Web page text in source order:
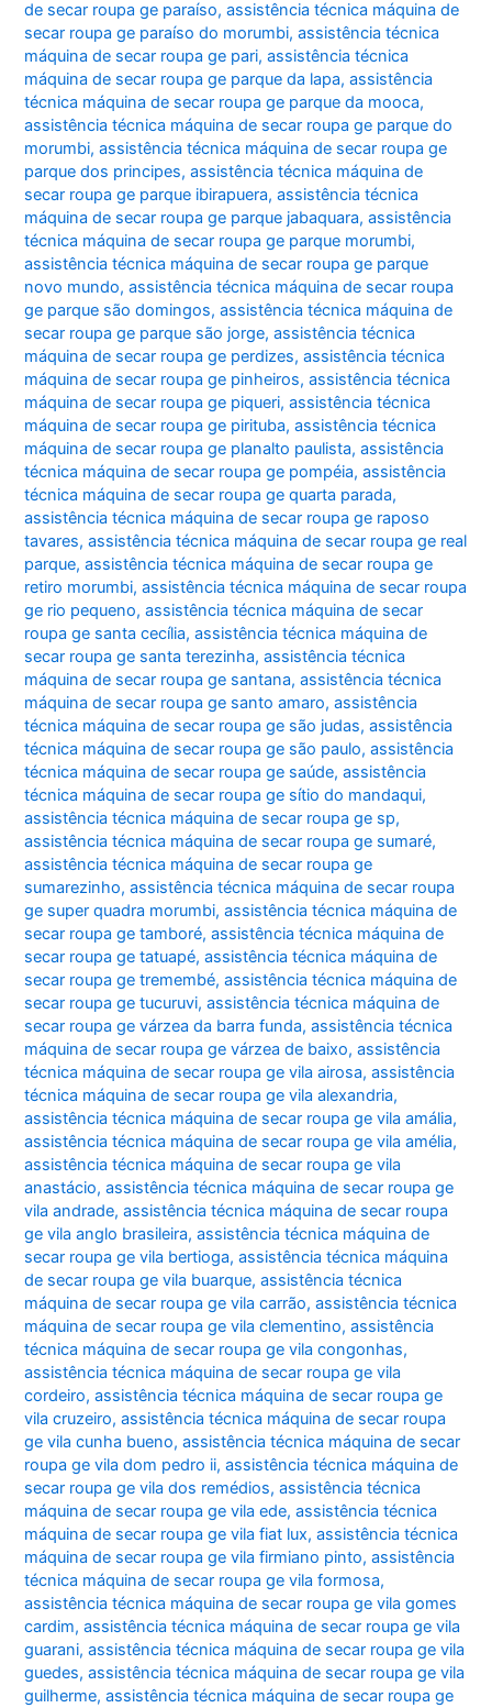
de secar roupa ge paraíso,assistência técnica máquina de
secar roupa ge paraíso do morumbi,assistência técnica
máquina de secar roupa ge pari,assistência técnica
máquina de secar roupa ge parque da lapa,assistência
técnica máquina de secar roupa ge parque da mooca,
assistência técnica máquina de secar roupa ge parque do
morumbi,assistência técnica máquina de secar roupa ge
parque dos principes,assistência técnica máquina de
secar roupa ge parque ibirapuera,assistência técnica
máquina de secar roupa ge parque jabaquara,assistência
técnica máquina de secar roupa ge parque morumbi,
assistência técnica máquina de secar roupa ge parque
novo mundo,assistência técnica máquina de secar roupa
ge parque são domingos,assistência técnica máquina de
secar roupa ge parque são jorge,assistência técnica
máquina de secar roupa ge perdizes,assistência técnica
máquina de secar roupa ge pinheiros,assistência técnica
máquina de secar roupa ge piqueri,assistência técnica
máquina de secar roupa ge pirituba,assistência técnica
máquina de secar roupa ge planalto paulista,assistência
técnica máquina de secar roupa ge pompéia,assistência
técnica máquina de secar roupa ge quarta parada,
assistência técnica máquina de secar roupa ge raposo
tavares,assistência técnica máquina de secar roupa ge real
parque,assistência técnica máquina de secar roupa ge
retiro morumbi,assistência técnica máquina de secar roupa
ge rio pequeno,assistência técnica máquina de secar
roupa ge santa cecília,assistência técnica máquina de
secar roupa ge santa terezinha,assistência técnica
máquina de secar roupa ge santana,assistência técnica
máquina de secar roupa ge santo amaro,assistência
técnica máquina de secar roupa ge são judas,assistência
técnica máquina de secar roupa ge são paulo,assistência
técnica máquina de secar roupa ge saúde,assistência
técnica máquina de secar roupa ge sítio do mandaqui,
assistência técnica máquina de secar roupa ge sp,
assistência técnica máquina de secar roupa ge sumaré,
assistência técnica máquina de secar roupa ge
sumarezinho,assistência técnica máquina de secar roupa
ge super quadra morumbi,assistência técnica máquina de
secar roupa ge tamboré,assistência técnica máquina de
secar roupa ge tatuapé,assistência técnica máquina de
secar roupa ge tremembé,assistência técnica máquina de
secar roupa ge tucuruvi,assistência técnica máquina de
secar roupa ge várzea da barra funda,assistência técnica
máquina de secar roupa ge várzea de baixo,assistência
técnica máquina de secar roupa ge vila airosa,assistência
técnica máquina de secar roupa ge vila alexandria,
assistência técnica máquina de secar roupa ge vila amália,
assistência técnica máquina de secar roupa ge vila amélia,
assistência técnica máquina de secar roupa ge vila
anastácio,assistência técnica máquina de secar roupa ge
vila andrade,assistência técnica máquina de secar roupa
ge vila anglo brasileira,assistência técnica máquina de
secar roupa ge vila bertioga,assistência técnica máquina
de secar roupa ge vila buarque,assistência técnica
máquina de secar roupa ge vila carrão,assistência técnica
máquina de secar roupa ge vila clementino,assistência
técnica máquina de secar roupa ge vila congonhas,
assistência técnica máquina de secar roupa ge vila
cordeiro,assistência técnica máquina de secar roupa ge
vila cruzeiro,assistência técnica máquina de secar roupa
ge vila cunha bueno,assistência técnica máquina de secar
roupa ge vila dom pedro ii,assistência técnica máquina de
secar roupa ge vila dos remédios,assistência técnica
máquina de secar roupa ge vila ede,assistência técnica
máquina de secar roupa ge vila fiat lux,assistência técnica
máquina de secar roupa ge vila firmiano pinto,assistência
técnica máquina de secar roupa ge vila formosa,
assistência técnica máquina de secar roupa ge vila gomes
cardim,assistência técnica máquina de secar roupa ge vila
guarani,assistência técnica máquina de secar roupa ge vila
guedes,assistência técnica máquina de secar roupa ge vila
guilherme,assistência técnica máquina de secar roupa ge